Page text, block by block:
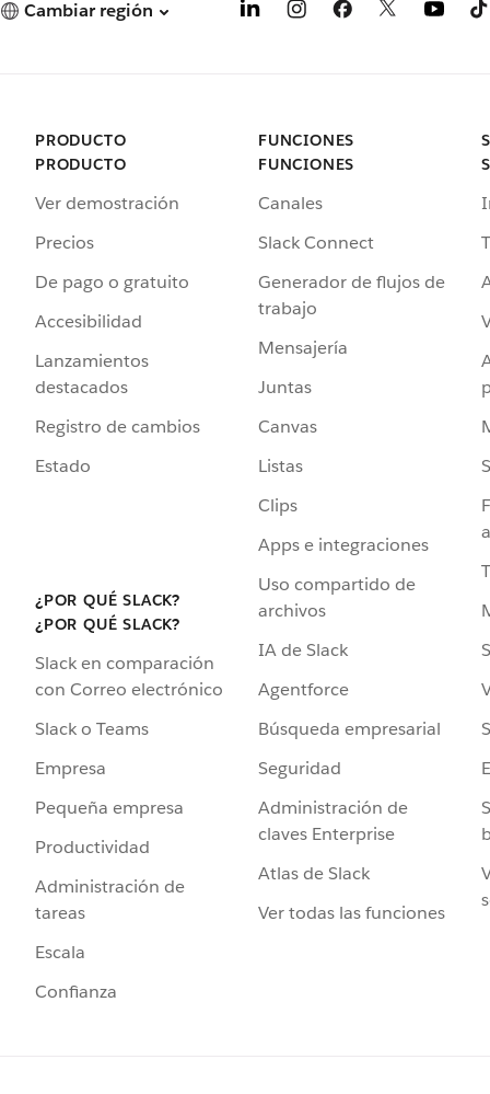
Cambiar región
PRODUCTO
PRODUCTO
Ver demostración
Precios
De pago o gratuito
Accesibilidad
Lanzamientos
destacados
Registro de cambios
Estado
¿POR QUÉ SLACK?
¿POR QUÉ SLACK?
Slack en comparación
con Correo electrónico
Slack o Teams
Empresa
Pequeña empresa
Productividad
Administración de
tareas
Escala
Confianza
FUNCIONES
FUNCIONES
Canales
Slack Connect
Generador de flujos de
trabajo
Mensajería
Juntas
Canvas
Listas
Clips
Apps e integraciones
Uso compartido de
archivos
IA de Slack
Agentforce
Búsqueda empresarial
Seguridad
Administración de
claves Enterprise
Atlas de Slack
Ver todas las funciones